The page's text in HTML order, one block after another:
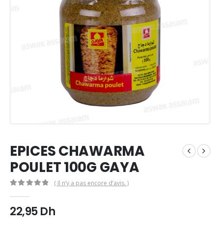
EPICES CHAWARMA
POULET 100G GAYA
( Il n’y a pas encore d’avis. )
22,95Dh